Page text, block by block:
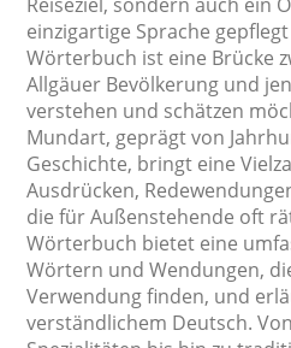
einzigartige Sprache
Wörterbuch ist eine Brücke
Allgäuer Bevölkerung und
verstehen und schätzen
Mundart, geprägt von
Geschichte, bringt eine
Ausdrücken,
die für Außenstehende oft
Wörterbuch bietet eine
Wörtern und Wendungen,
Verwendung finden, und
verständlichem Deutsch.